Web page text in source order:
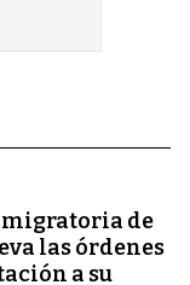
migratoria de
las órdenes
a su